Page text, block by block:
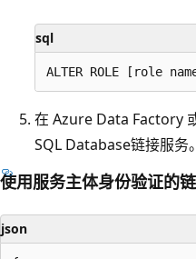
sql
在 Azure Data Factory
SQL Database链接服务。
使用服务主体身份验证的
json